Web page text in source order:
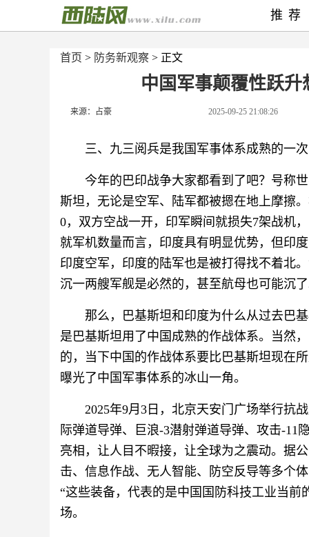
首页 > 防务新观察 > 正文
中国军事颠覆性跃
来源：占豪 2025-09-25 21:08:26
三、九三阅兵是我国军事体系成熟的一
今年的巴印战争大家都看到了吧？号称
斯坦，无论是空军、陆军都被摁在地上摩擦
0，双方空战一开，印军瞬间就损失7架战机
就军机数量而言，印度具有明显优势，但印
印度空军，印度的陆军也是被打得找不着北
沉一两艘军舰是必然的，甚至航母也可能沉
那么，巴基斯坦和印度为什么从过去巴
是巴基斯坦用了中国成熟的作战体系。当然
的，当下中国的作战体系要比巴基斯坦现在
曝光了中国军事体系的冰山一角。
2025年9月3日，北京天安门广场举行抗
际弹道导弹、巨浪-3潜射弹道导弹、攻击-11
亮相，让人目不暇接，让全球为之震动。据
击、信息作战、无人智能、防空反导等多个
“这些装备，代表的是中国国防科技工业当
场。
推荐